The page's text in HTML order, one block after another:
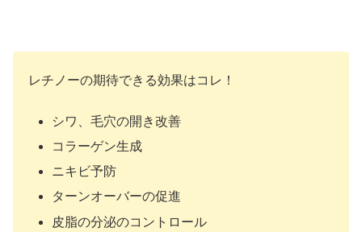
レチノーの期待できる効果はコレ！
シワ、毛穴の開き改善
コラーゲン生成
ニキビ予防
ターンオーバーの促進
皮脂の分泌のコントロール